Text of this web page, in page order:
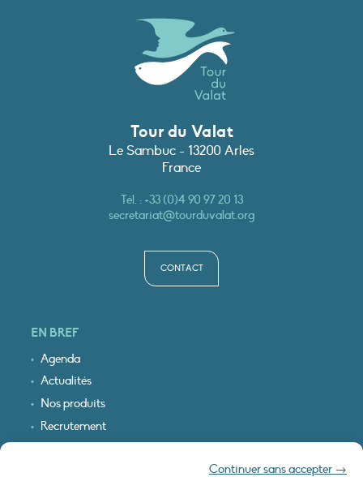
Continuer sans accepter →
Tour du Valat
Le Sambuc - 13200 Arles
France
Tél. :+33 (0)4 90 97 20 13
secretariat@tourduvalat.org
CONTACT
EN BREF
Agenda
Actualités
Nos produits
Recrutement